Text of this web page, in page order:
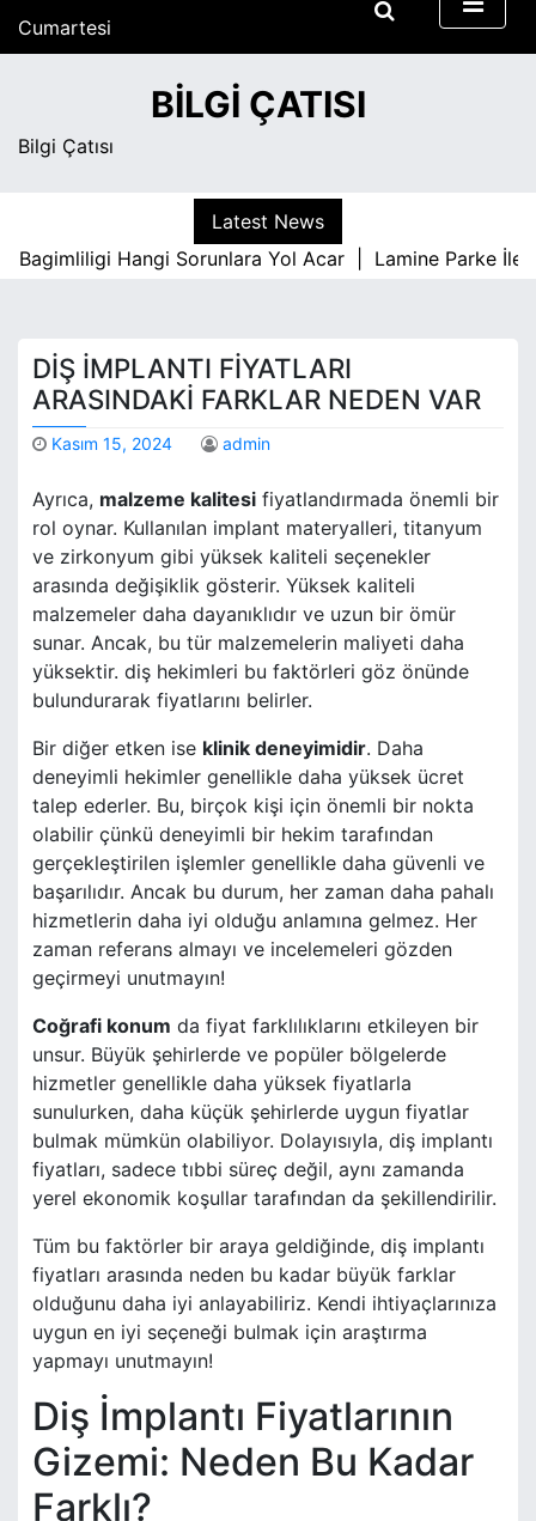
Cumartesi
Ağustos 8, 2026
BILGI ÇATISI
Bilgi Çatısı
Latest News
Hangi Sorunlara Yol Acar |Lamine Parke İle İc
DIŞ İMPLANTI FIYATLARI
ARASINDAKI FARKLAR NEDEN VAR
Kasım 15, 2024 admin
Ayrıca, malzeme kalitesi fiyatlandırmada önemli bir
rol oynar. Kullanılan implant materyalleri, titanyum
ve zirkonyum gibi yüksek kaliteli seçenekler
arasında değişiklik gösterir. Yüksek kaliteli
malzemeler daha dayanıklıdır ve uzun bir ömür
sunar. Ancak, bu tür malzemelerin maliyeti daha
yüksektir. diş hekimleri bu faktörleri göz önünde
bulundurarak fiyatlarını belirler.
Bir diğer etken ise klinik deneyimidir. Daha
deneyimli hekimler genellikle daha yüksek ücret
talep ederler. Bu, birçok kişi için önemli bir nokta
olabilir çünkü deneyimli bir hekim tarafından
gerçekleştirilen işlemler genellikle daha güvenli ve
başarılıdır. Ancak bu durum, her zaman daha pahalı
hizmetlerin daha iyi olduğu anlamına gelmez. Her
zaman referans almayı ve incelemeleri gözden
geçirmeyi unutmayın!
Coğrafi konum da fiyat farklılıklarını etkileyen bir
unsur. Büyük şehirlerde ve popüler bölgelerde
hizmetler genellikle daha yüksek fiyatlarla
sunulurken, daha küçük şehirlerde uygun fiyatlar
bulmak mümkün olabiliyor. Dolayısıyla, diş implantı
fiyatları, sadece tıbbi süreç değil, aynı zamanda
yerel ekonomik koşullar tarafından da şekillendirilir.
Tüm bu faktörler bir araya geldiğinde, diş implantı
fiyatları arasında neden bu kadar büyük farklar
olduğunu daha iyi anlayabiliriz. Kendi ihtiyaçlarınıza
uygun en iyi seçeneği bulmak için araştırma
yapmayı unutmayın!
Diş İmplantı Fiyatlarının
Gizemi: Neden Bu Kadar
Farklı?